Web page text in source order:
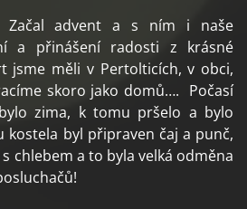
advent a s ním i naše
a přinášení radosti z krásné
jsme měli v Pertolticích, v obci,
skoro jako domů…. Počasí
zima, k tomu pršelo a bylo
kostela byl připraven čaj a punč,
chlebem a to byla velká odměna